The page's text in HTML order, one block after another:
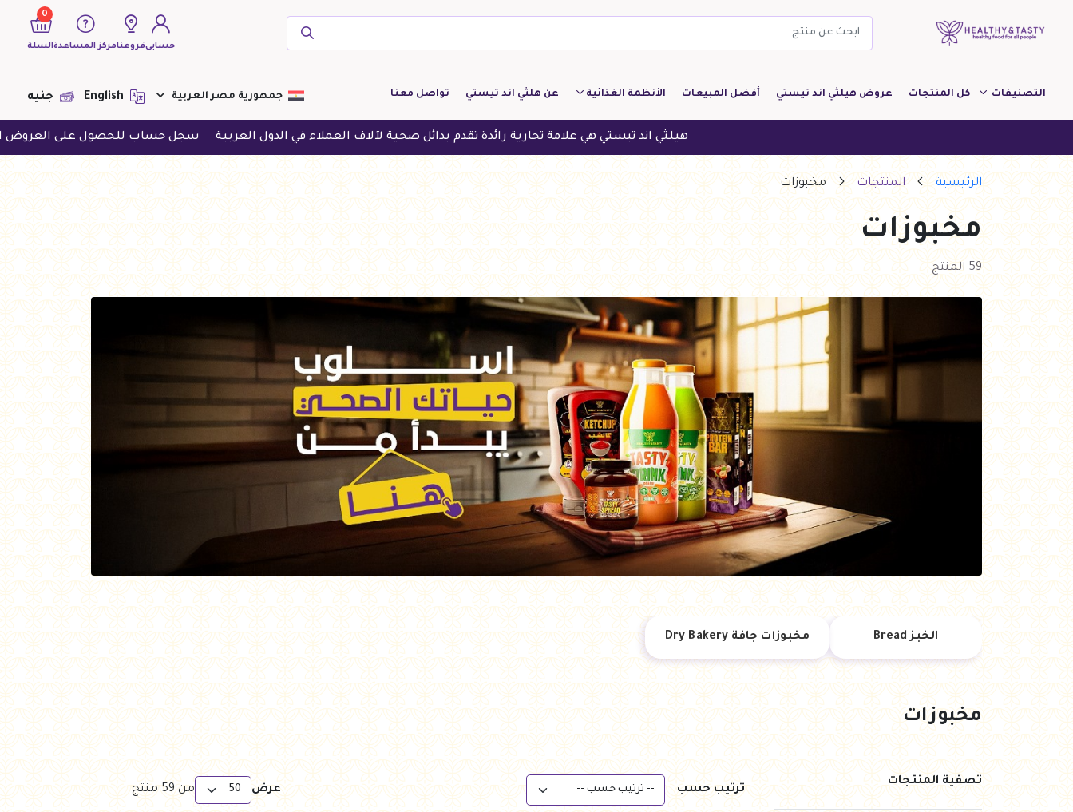
حسابىفروعنامركز المساعدة
0
السلة
لا يوجد منتجات لعرضها فى الوقت
الحالى
التصنيفات
مخبوزات
معجنات Pastry
بقالة
ألبان
بارات طاقة
دواجن
العروض Offers
جزارة
رايس كيك Rice cake
هيلثي كولا
كل المنتجات عروض هيلثي اند تيستي أفضل المبيعات الأنظمة الغذائية
منخفض الكربوهيدرات
منخفض البروتين
النباتين
النظام النباتي
عن هلثي اند تيستي تواصل معنا جمهورية مصر العربية جنيه
هيلثي اند تيستي هي علامة تجارية رائدة تقدم بدائل صحية لآلاف العملاء في الدول العربية سجل حساب للحصول على العروض الحصرية حمل
الرئيسية المنتجات مخبوزات
مخبوزات
59 المنتج
الخبز Bread مخبوزات جافة Dry Bakery
مخبوزات
تصفية المنتجات
ترتيب حسب عرض من59منتج